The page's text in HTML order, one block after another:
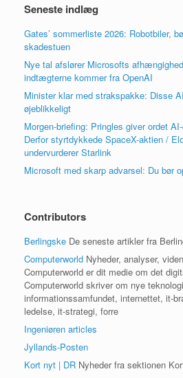
Seneste indlæg
Gates’ sommerliste 2026: Robotbiler,
skadestuen
Nye tal afslører Microsofts
indtægterne kommer fra OpenAI
Minister klar med strakspakke: Disse
øjeblikkeligt
Morgen-briefing: Pringles giver ordet
Derfor styrtdykkede SpaceX-aktien /
undervurderer Starlink
Microsoft med skarp advarsel: Du bør
Contributors
Berlingske De seneste artikler fra
Computerworld Nyheder, analyser,
Computerworld er dit medie om det
Computerworld skriver om nye
informationssamfundet, internettet, it-
ledelse, it-strategi, forre
Ingeniøren articles
Jyllands-Posten
Kort nyt | DR Nyheder fra sektionen